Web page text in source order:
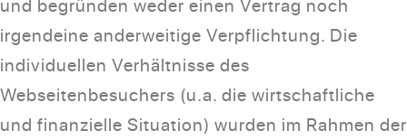
irgendeine anderweitige Verpflichtung. Die
individuellen Verhältnisse des
Webseitenbesuchers (u.a. die wirtschaftliche
und finanzielle Situation) wurden im Rahmen der